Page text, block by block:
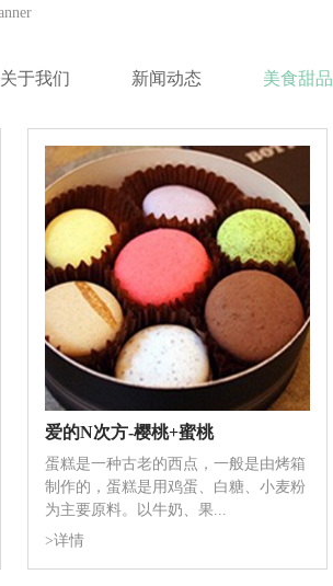
关于我们 新闻动态 美食甜品
爱的N次方-樱桃+蜜桃
蛋糕是一种古老的西点，一般是由烤箱
制作的，蛋糕是用鸡蛋、白糖、小麦粉
为主要原料。以牛奶、果...
>详情